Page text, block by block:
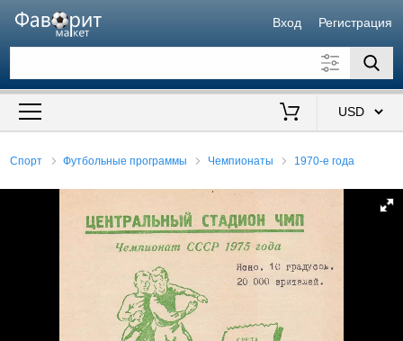
Вход Регистрация
Искать также в описании
Спорт Футбольные программы Чемпионаты 1970-е года